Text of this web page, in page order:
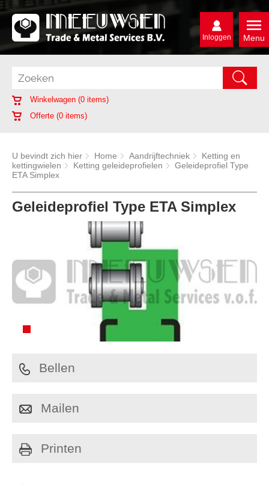
Menu
Inloggen
Winkelwagen (0 items)
Offerte (0 items)
U bevindt zich hier Home Aandrijftechniek
Ketting en
kettingwielen
Ketting geleideprofielen
Geleideprofiel Type
ETA Simplex
Geleideprofiel Type ETA Simplex
Bellen
Mailen
Printen